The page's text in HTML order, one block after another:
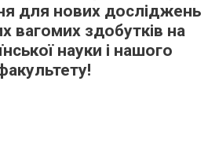
для нових досліджень
вагомих здобутків на
науки і нашого